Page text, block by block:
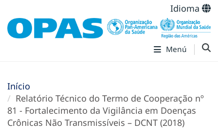
Idioma
Menú
Início
Relatório Técnico do Termo de Cooperação nº
81 - Fortalecimento da Vigilância em Doenças
Crônicas Não Transmissíveis – DCNT (2018)